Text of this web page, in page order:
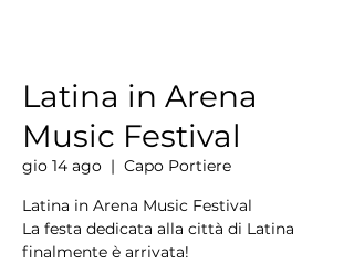
Latina in Arena
Music Festival
gio 14 ago
  |
Capo Portiere
Latina in Arena Music Festival
La festa dedicata alla città di Latina
finalmente è arrivata!